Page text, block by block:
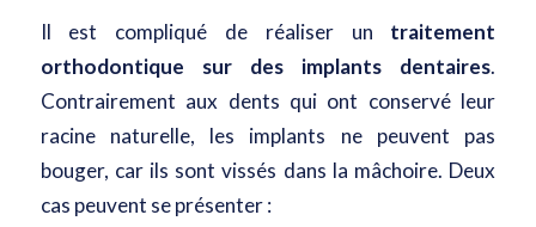
Il est compliqué de réaliser un traitement
orthodontique sur des implants dentaires.
Contrairement aux dents qui ont conservé leur
racine naturelle, les implants ne peuvent pas
bouger, car ils sont vissés dans la mâchoire. Deux
cas peuvent se présenter :